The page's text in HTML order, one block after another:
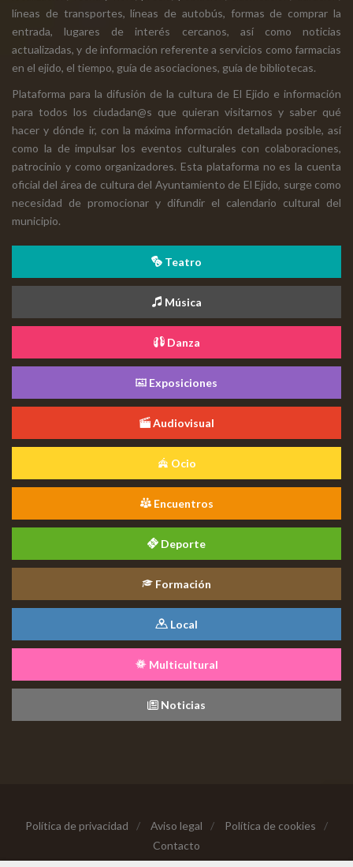
líneas de transportes, líneas de autobús, formas de comprar la
entrada, lugares de interés cercanos, así como noticias
actualizadas, y de información referente a servicios como farmacias
en el ejido, el tiempo, guía de asociaciones, guía de bibliotecas.
Plataforma para la difusión de la cultura de El Ejido e información
para todos los ciudadan@s que quieran visitarnos y saber qué
hacer y dónde ir, con la máxima información detallada posible, así
como la de impulsar los eventos culturales con colaboraciones,
patrocinio y como organizadores. Esta plataforma no es la cuenta
oficial del área de cultura del Ayuntamiento de El Ejido, surge como
necesidad de promocionar y difundir el calendario cultural del
municipio.
Teatro
Música
Danza
Exposiciones
Audiovisual
Ocio
Encuentros
Deporte
Formación
Local
Multicultural
Noticias
Política de privacidad / Aviso legal / Política de cookies
/
Contacto